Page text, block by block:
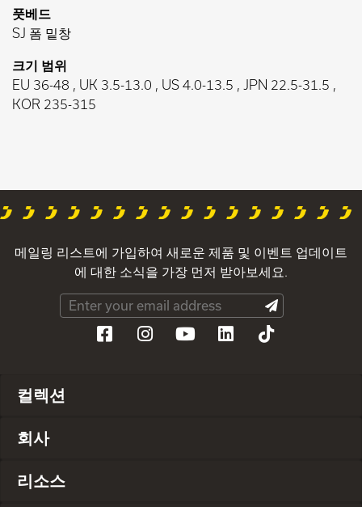
풋베드
SJ 폼 밑창
크기 범위
EU 36-48 , UK 3.5-13.0 , US 4.0-13.5 , JPN 22.5-31.5 ,
KOR 235-315
메일링 리스트에 가입하여 새로운 제품 및 이벤트 업데이트
에 대한 소식을 가장 먼저 받아보세요.
컬렉션
회사
리소스